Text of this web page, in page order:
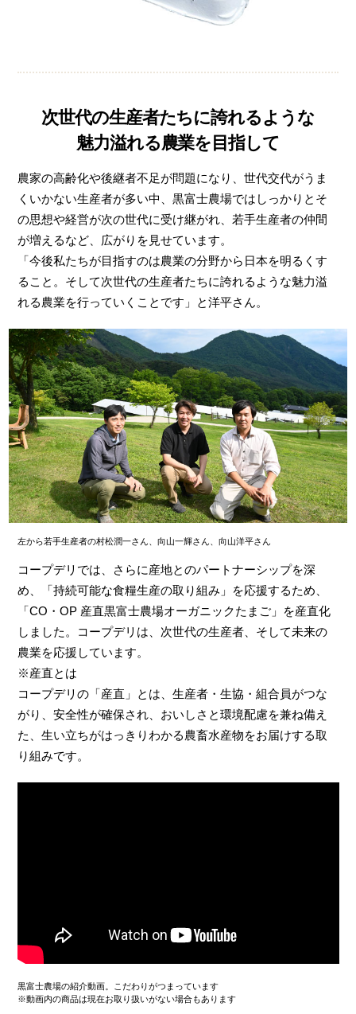
次世代の生産者たちに誇れるような
魅力溢れる農業を目指して
農家の高齢化や後継者不足が問題になり、世代交代がうま
くいかない生産者が多い中、黒富士農場ではしっかりとそ
の思想や経営が次の世代に受け継がれ、若手生産者の仲間
が増えるなど、広がりを見せています。
「今後私たちが目指すのは農業の分野から日本を明るくす
ること。そして次世代の生産者たちに誇れるような魅力溢
れる農業を行っていくことです」と洋平さん。
左から若手生産者の村松潤一さん、向山一輝さん、向山洋平さん
コープデリでは、さらに産地とのパートナーシップを深
め、「持続可能な食糧生産の取り組み」を応援するため、
「CO・OP 産直黒富士農場オーガニックたまご」を産直化
しました。コープデリは、次世代の生産者、そして未来の
農業を応援しています。
※産直とは
コープデリの「産直」とは、生産者・生協・組合員がつな
がり、安全性が確保され、おいしさと環境配慮を兼ね備え
た、生い立ちがはっきりわかる農畜水産物をお届けする取
り組みです。
黒富士農場の紹介動画。こだわりがつまっています
※動画内の商品は現在お取り扱いがない場合もあります